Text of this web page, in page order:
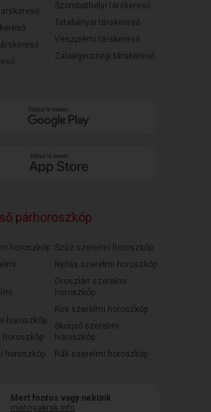
Szombathelyi társkereső
Tatabányai társkereső
Veszprémi társkereső
Zalaegerszegi társkereső
párhoroszkóp
horoszkóp
horoszkóp
horoszkóp
horoszkóp
Szűz szerelmi horoszkóp
Nyilas szerelmi horoszkóp
Oroszlán szerelmi
horoszkóp
Kos szerelmi horoszkóp
Skorpió szerelmi
horoszkóp
Rák szerelmi horoszkóp
Mert fontos vagy nekünk
mehnyakrak.info